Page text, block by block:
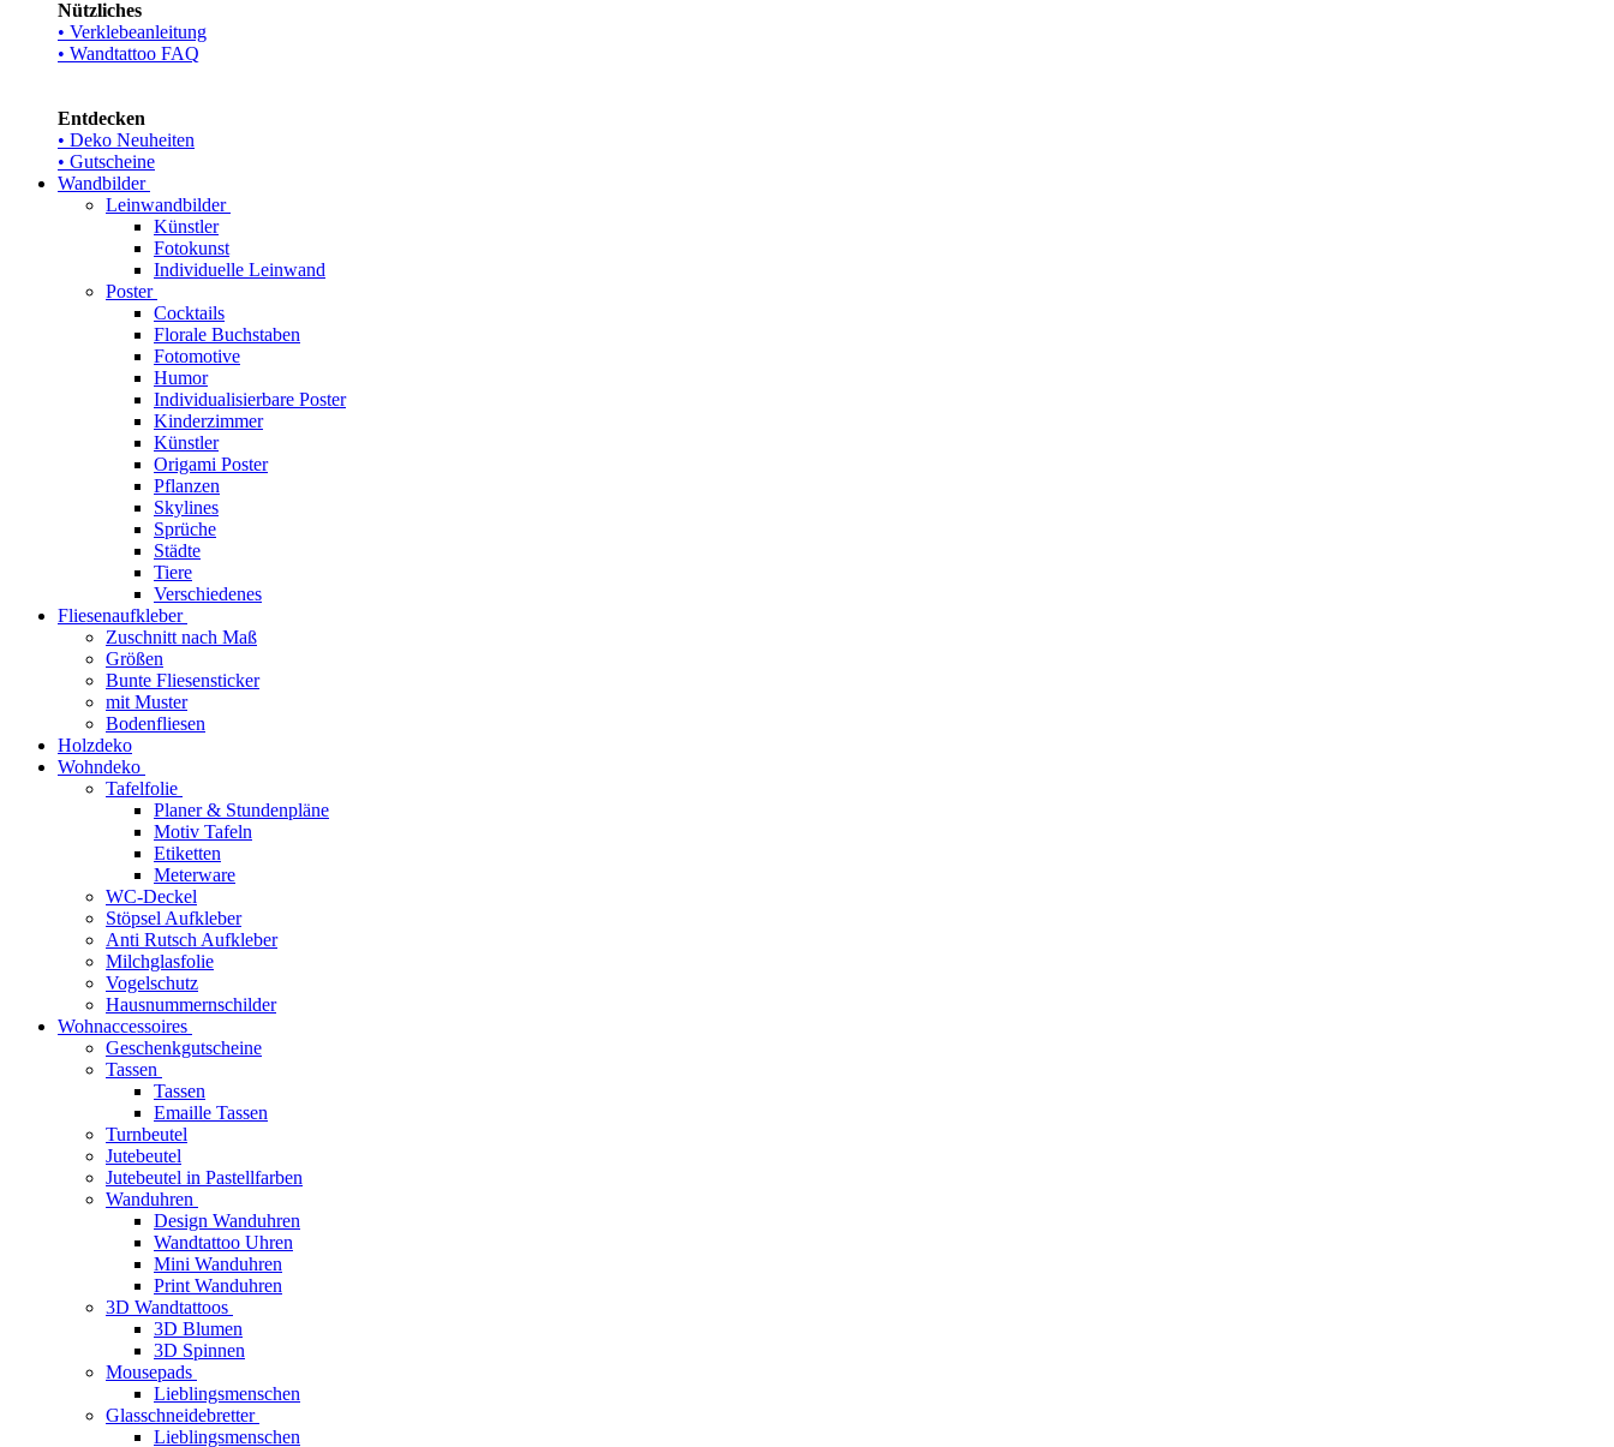
Nützliches
• Verklebeanleitung
• Wandtattoo FAQ
Entdecken
• Deko Neuheiten
• Gutscheine
Wandbilder
Leinwandbilder
Künstler
Fotokunst
Individuelle Leinwand
Poster
Cocktails
Florale Buchstaben
Fotomotive
Humor
Individualisierbare Poster
Kinderzimmer
Künstler
Origami Poster
Pflanzen
Skylines
Sprüche
Städte
Tiere
Verschiedenes
Fliesenaufkleber
Zuschnitt nach Maß
Größen
Bunte Fliesensticker
mit Muster
Bodenfliesen
Holzdeko
Wohndeko
Tafelfolie
Planer & Stundenpläne
Motiv Tafeln
Etiketten
Meterware
WC-Deckel
Stöpsel Aufkleber
Anti Rutsch Aufkleber
Milchglasfolie
Vogelschutz
Hausnummernschilder
Wohnaccessoires
Geschenkgutscheine
Tassen
Tassen
Emaille Tassen
Turnbeutel
Jutebeutel
Jutebeutel in Pastellfarben
Wanduhren
Design Wanduhren
Wandtattoo Uhren
Mini Wanduhren
Print Wanduhren
3D Wandtattoos
3D Blumen
3D Spinnen
Mousepads
Lieblingsmenschen
Glasschneidebretter
Lieblingsmenschen